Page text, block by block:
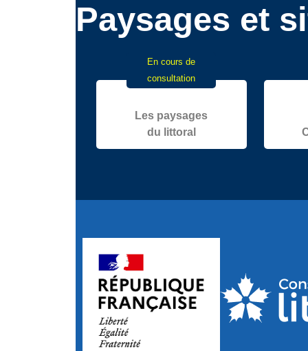
Paysages et
En cours de
consultation
Les paysages
du littoral